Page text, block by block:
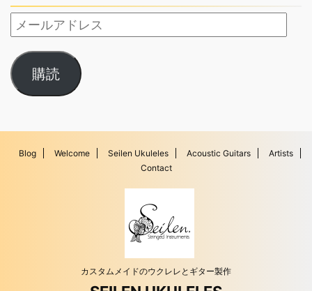
購読
Blog Welcome Seilen Ukuleles Acoustic Guitars
Artists
Contact
カスタムメイドのウクレレとギター製作